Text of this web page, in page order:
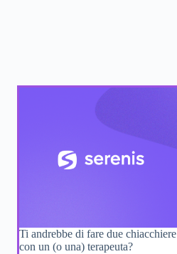
Ti andrebbe di fare due chiacchiere
con un (o una) terapeuta?